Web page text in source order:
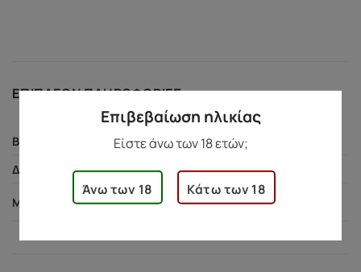
ΕΠΙΠΛΈΟΝ ΠΛΗΡΟΦΟΡΊΕΣ
ΒΆΡΟΣ
255 γρ.
ΔΙΑΣΤΆΣΕΙΣ
45 × 138 × 217 εκ.
ΜΈΓΕΘΟΣ L/XL, S/M, XXL/XXXL
Επιβεβαίωση ηλικίας
Είστε άνω των 18 ετών;
Άνω των 18 Κάτω των 18